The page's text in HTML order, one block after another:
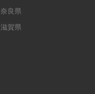
奈良県
滋賀県